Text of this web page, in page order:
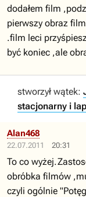
dodałem film
pierwszy obraz
.film leci
być koniec ,ale
stworzył wątek:
stacjonarny i
22.07.2011 20:31
Alan468
To co
obróbka filmów
czyli ogólnie